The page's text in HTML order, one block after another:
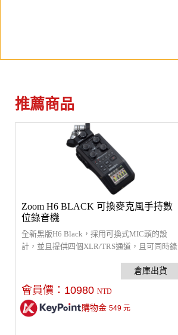
推薦商品
Zoom H6 BLACK 可換麥克風手持數
位錄音機
全新黑版H6 Black，採用可換式MIC頭的設
計，並且提供四個XLR/TRS通道，且可同時錄
取得清晰的音頻及專業24bit/96kHz的錄音品
質。
會員價： 10980 NTD
購物金 549元